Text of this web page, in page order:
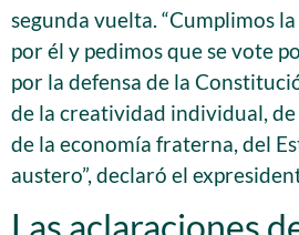
segunda vuelta. “Cumplimos
por él y pedimos que se vote
por la defensa de la
de la creatividad individual, de
de la economía fraterna, del
austero”, declaró el